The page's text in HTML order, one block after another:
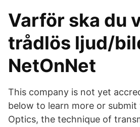
Varför ska du
trådlös ljud/
NetOnNet
This company is not yet
below to learn more or submit
Optics, the technique of